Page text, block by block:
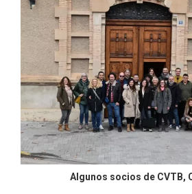
Algunos socios de CVTB,